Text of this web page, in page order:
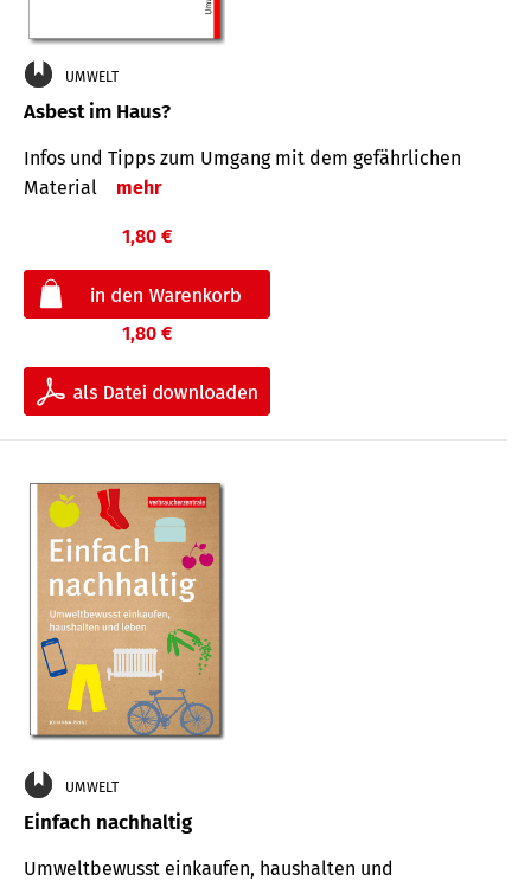
UMWELT
Asbest im Haus?
Infos und Tipps zum Um­gang mit dem ge­fähr­lichen
Mate­rial
mehr
1,80 €
1,80 €
UMWELT
Einfach nachhaltig
Umweltbewusst einkaufen, haushalten und